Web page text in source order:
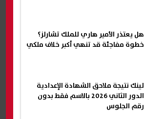
هل يعتذر الأمير هاري للملك تشارلز؟
خطوة مفاجئة قد تنهي أكبر خلاف ملكي
لينك نتيجة ملاحق الشهادة الإعدادية
الدور الثاني 2026 بالاسم فقط بدون
رقم الجلوس